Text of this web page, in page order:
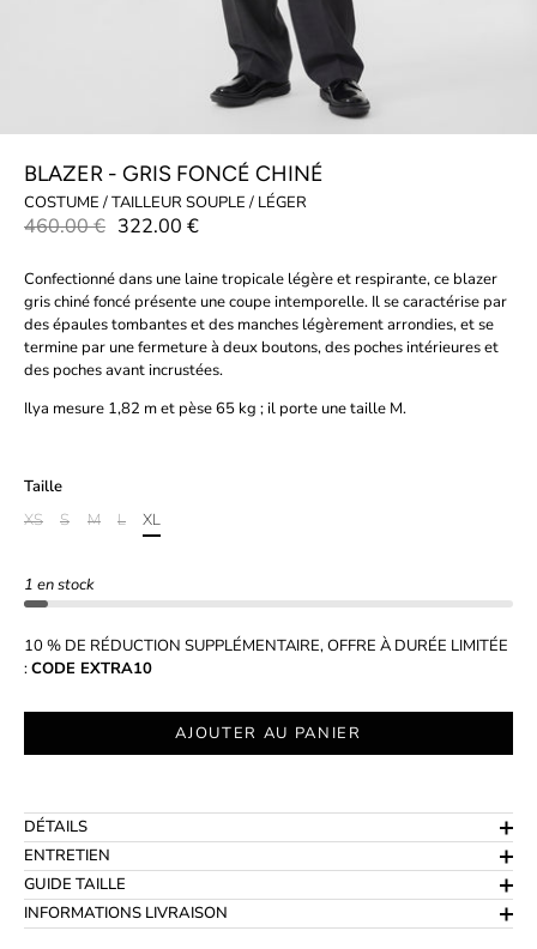
BLAZER - GRIS FONCÉ CHINÉ
COSTUME / TAILLEUR SOUPLE / LÉGER
460.00 € 322.00 €
Confectionné dans une laine tropicale légère et respirante, ce blazer
gris chiné foncé présente une coupe intemporelle. Il se caractérise par
des épaules tombantes et des manches légèrement arrondies, et se
termine par une fermeture à deux boutons, des poches intérieures et
des poches avant incrustées.
Ilya mesure 1,82 m et pèse 65 kg ; il porte une taille M.
Taille
XS
S M L XL
1 en stock
10 % DE RÉDUCTION SUPPLÉMENTAIRE, OFFRE À DURÉE LIMITÉE
:CODE EXTRA10
AJOUTER AU PANIER
DÉTAILS
ENTRETIEN
GUIDE TAILLE
INFORMATIONS LIVRAISON